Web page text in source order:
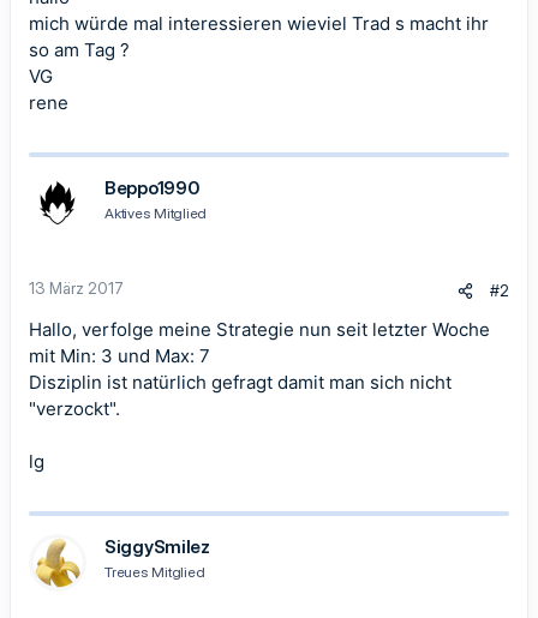
mich würde mal interessieren wieviel Trad s macht ihr
so am Tag ?
VG
rene
Beppo1990
Aktives Mitglied
13 März 2017 #2
Hallo, verfolge meine Strategie nun seit letzter Woche
mit Min: 3 und Max: 7
Disziplin ist natürlich gefragt damit man sich nicht
"verzockt".
lg
SiggySmilez
Treues Mitglied